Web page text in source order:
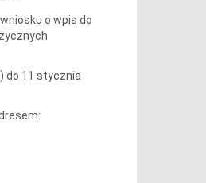
o wpis do
) do 11 stycznia